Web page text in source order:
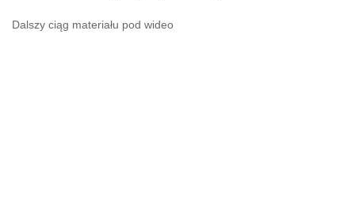
Dalszy ciąg materiału pod wideo